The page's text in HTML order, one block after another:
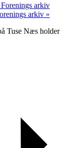
arkiv
arkiv »
Tuse Næs holder